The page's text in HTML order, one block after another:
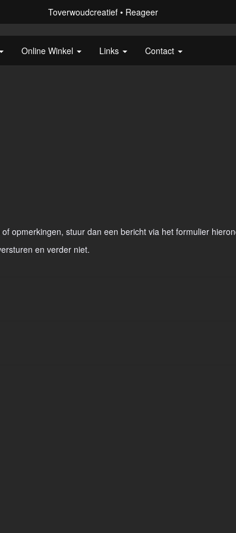
Toverwoudcreatief Reageer
Online Winkel Links Contact
opmerkingen, stuur dan een bericht via het formulier
en verder niet.